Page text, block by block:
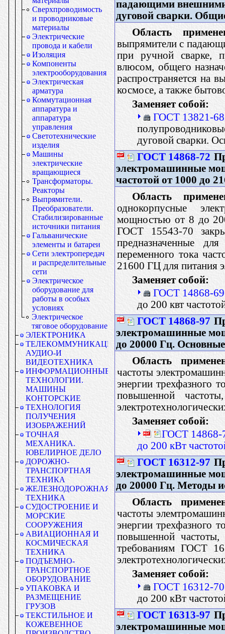
Сверхпроводимость
и проводниковые
материалы
Электрические
провода и кабели
Изоляция
Компоненты
электрооборудования
Электрическая
арматура
Коммутационная
аппаратура и
аппаратура
управления
Светотехнические
изделия
Машины
электрические
вращающиеся
Трансформаторы.
Реакторы
Выпрямители.
Преобразователи.
Стабилизированные
источники питания
Гальванические
элементы и батареи
Сети электропередач
и распределительные
сети
Электрическое
оборудование для
работы в особых
условиях
Электрическое
тяговое оборудование
ЭЛЕКТРОНИКА
ТЕЛЕКОММУНИКАЦИИ.
АУДИО-И
ВИДЕОТЕХНИКА
ИНФОРМАЦИОННЫЕ
ТЕХНОЛОГИИ.
МАШИНЫ
КОНТОРСКИЕ
ТЕХНОЛОГИЯ
ПОЛУЧЕНИЯ
ИЗОБРАЖЕНИЙ
ТОЧНАЯ
МЕХАНИКА.
ЮВЕЛИРНОЕ ДЕЛО
ДОРОЖНО-
ТРАНСПОРТНАЯ
ТЕХНИКА
ЖЕЛЕЗНОДОРОЖНАЯ
ТЕХНИКА
СУДОСТРОЕНИЕ И
МОРСКИЕ
СООРУЖЕНИЯ
АВИАЦИОННАЯ И
КОСМИЧЕСКАЯ
ТЕХНИКА
ПОДЪЕМНО-
ТРАНСПОРТНОЕ
ОБОРУДОВАНИЕ
УПАКОВКА И
РАЗМЕЩЕНИЕ
ГРУЗОВ
ТЕКСТИЛЬНОЕ И
КОЖЕВЕННОЕ
падающими внешними
дуговой сварки.
Область
выпрямители с
при ручной сварке,
влюсом, общего
распространяется на
космосе, а также
Заменяет собой:
ГОСТ 13821-68
дуговой сварки.
ГОСТ 14868-72
электромашинные
частотой от 1000 до
Область
однокорпусные
мощностью от 8 до
ГОСТ 15543-70
предназначенные для
переменного тока
21600 ГЦ для питания
Заменяет собой:
ГОСТ 14868-69
до 200 квт
ГОСТ 14868-97
электромашинные
до 20000 Гц.
Область
частоты
энергии трехфазного
повышенной
Заменяет собой:
ГОСТ 14868-
до 200 кВт
ГОСТ 16312-97
электромашинные
до 20000 Гц. Методы
Область
частоты
энергии трехфазного
повышенной
требованиям ГОСТ
Заменяет собой:
ГОСТ 16312-70
до 200 кВт
ГОСТ 16313-97
электромашинные